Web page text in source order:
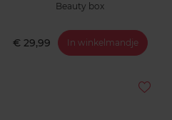
Beauty box
€ 29,99 In winkelmandje